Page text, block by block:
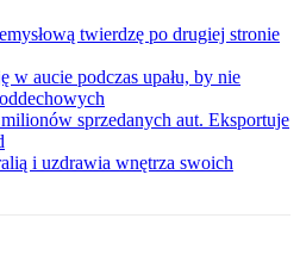
twierdzę po drugiej stronie
w aucie podczas upału, by nie
sprzedanych aut. Eksportuje
i uzdrawia wnętrza swoich